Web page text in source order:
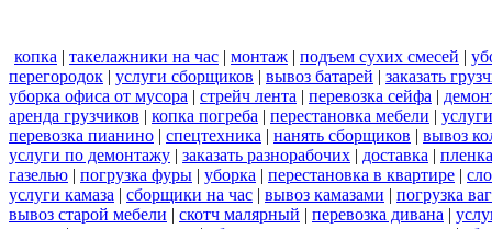
копка | такелажники на час | монтаж | подъем сухих смесей |
перегородок | услуги сборщиков | вывоз батарей | заказать
уборка офиса от мусора | стрейч лента | перевозка сейфа |
аренда грузчиков | копка погреба | перестановка мебели |
перевозка пианино | спецтехника | нанять сборщиков | вывоз
услуги по демонтажу | заказать разнорабочих | доставка | пленка
газелью | погрузка фуры | уборка | перестановка в квартире |
услуги камаза | сборщики на час | вывоз камазами | погрузка
вывоз старой мебели | скотч малярный | перевозка дивана |